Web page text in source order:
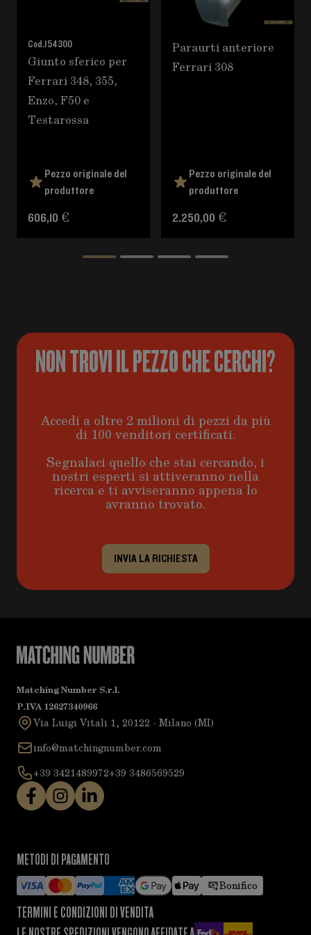
Cod.154300
Giunto sferico per
Ferrari 348, 355,
Enzo, F50 e
Testarossa
Pezzo originale del
produttore
606,10 €
Paraurti anteriore
Ferrari 308
Pezzo originale del
produttore
2.250,00 €
NON TROVI IL PEZZO CHE CERCHI?
Accedi a oltre 2 milioni di pezzi da più
di 100 venditori certificati.
Segnalaci quello che stai cercando, i
nostri esperti si attiveranno nella
ricerca e ti avviseranno appena lo
avranno trovato.
INVIA LA RICHIESTA
Matching Number S.r.l.
P.IVA 12627340966
Via Luigi Vitali 1, 20122 - Milano (MI)
info@matchingnumber.com
+39 3421489972+39 3486569529
METODI DI PAGAMENTO
Bonifico
TERMINI E CONDIZIONI DI VENDITA